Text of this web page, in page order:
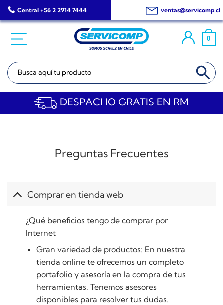
Saltar
al
Central +56 2 2914 7444 ventas@servicomp.cl
0
Buscar: BOTÓN DE
DESPACHO GRATIS EN RM
Preguntas Frecuentes
Comprar en tienda web
¿Qué beneficios tengo de comprar por
Internet
Gran variedad de productos: En nuestra
tienda online te ofrecemos un completo
portafolio y asesoría en la compra de tus
herramientas. Tenemos asesores
disponibles para resolver tus dudas.